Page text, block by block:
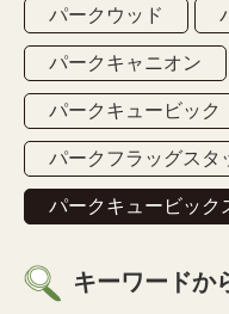
パークウッド
パークキャニオン
パークキュービック
パークフラッグスタ
パークキュービック
キーワードか